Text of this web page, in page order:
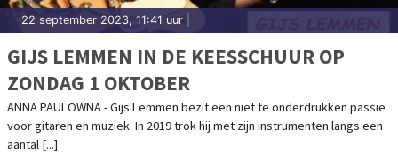
22 september 2023, 11:41 uur
GIJS LEMMEN IN DE KEESSCHUUR OP
ZONDAG 1 OKTOBER
ANNA PAULOWNA - Gijs Lemmen bezit een niet te onderdrukken passie
voor gitaren en muziek. In 2019 trok hij met zijn instrumenten langs een
aantal [...]